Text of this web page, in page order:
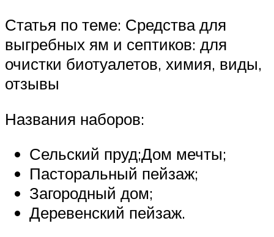
Статья по теме: Средства для
выгребных ям и септиков: для
очистки биотуалетов, химия, виды,
отзывы
Названия наборов:
Сельский пруд;Дом мечты;
Пасторальный пейзаж;
Загородный дом;
Деревенский пейзаж.